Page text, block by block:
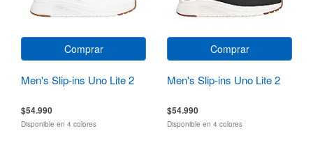
Comprar
Men's Slip-ins Uno Lite 2
$54.990
Disponible en 4 colores
Comprar
Men's Slip-ins Uno Lite 2
$54.990
Disponible en 4 colores